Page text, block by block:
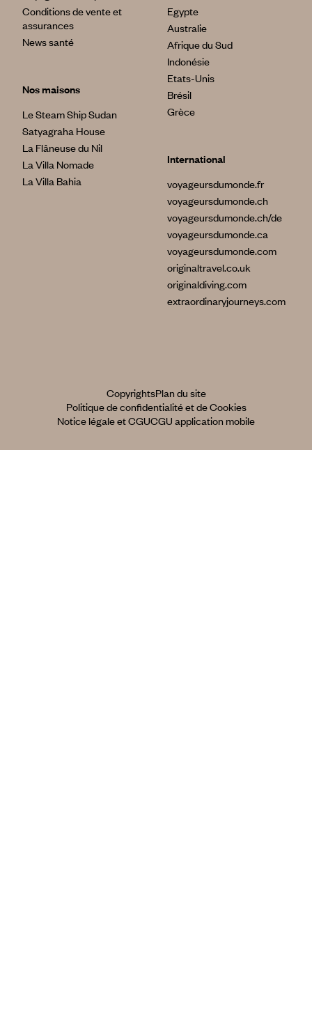
Conditions de vente et
assurances
News santé
Nos maisons
Le Steam Ship Sudan
Satyagraha House
La Flâneuse du Nil
La Villa Nomade
La Villa Bahia
Egypte
Australie
Afrique du Sud
Indonésie
Etats-Unis
Brésil
Grèce
International
voyageursdumonde.fr
voyageursdumonde.ch
voyageursdumonde.ch/de
voyageursdumonde.ca
voyageursdumonde.com
originaltravel.co.uk
originaldiving.com
extraordinaryjourneys.com
CopyrightsPlan du site
Politique de confidentialité et de Cookies
Notice légale et CGUCGU application mobile